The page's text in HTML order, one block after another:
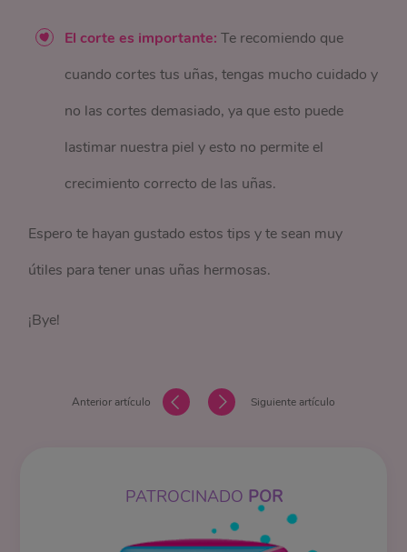
El corte es importante: Te recomiendo que
cuando cortes tus uñas, tengas mucho cuidado y
no las cortes demasiado, ya que esto puede
lastimar nuestra piel y esto no permite el
crecimiento correcto de las uñas.
Espero te hayan gustado estos tips y te sean muy
útiles para tener unas uñas hermosas.
¡Bye!
Anterior artículo Siguiente artículo
PATROCINADO POR